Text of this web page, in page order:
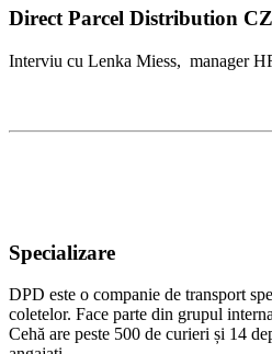
Direct Parcel Distribution
Interviu cu Lenka Miess, manager
Specializare
DPD este o companie de transport
coletelor. Face parte din grupul
Cehă are peste 500 de curieri și 14